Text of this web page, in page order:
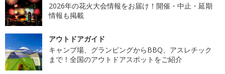
2026年の花火大会情報をお届け！開催・中止・延期
情報も掲載
アウトドアガイド
キャンプ場、グランピングからBBQ、アスレチック
まで！全国のアウトドアスポットをご紹介